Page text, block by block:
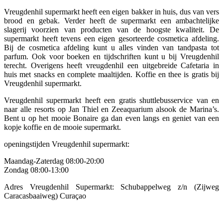
Vreugdenhil supermarkt heeft een eigen bakker in huis, dus van vers
brood en gebak. Verder heeft de supermarkt een ambachtelijke
slagerij voorzien van producten van de hoogste kwaliteit. De
supermarkt heeft tevens een eigen gesorteerde cosmetica afdeling.
Bij de cosmetica afdeling kunt u alles vinden van tandpasta tot
parfum. Ook voor boeken en tijdschriften kunt u bij Vreugdenhil
terecht. Overigens heeft vreugdenhil een uitgebreide Cafetaria in
huis met snacks en complete maaltijden. Koffie en thee is gratis bij
Vreugdenhil supermarkt.
Vreugdenhil supermarkt heeft een gratis shuttlebusservice van en
naar alle resorts op Jan Thiel en Zeeaquarium alsook de Marina’s.
Bent u op het mooie Bonaire ga dan even langs en geniet van een
kopje koffie en de mooie supermarkt.
openingstijden Vreugdenhil supermarkt:
Maandag-Zaterdag 08:00-20:00
Zondag 08:00-13:00
Adres Vreugdenhil Supermarkt: Schubappelweg z/n (Zijweg
Caracasbaaiweg) Curaçao